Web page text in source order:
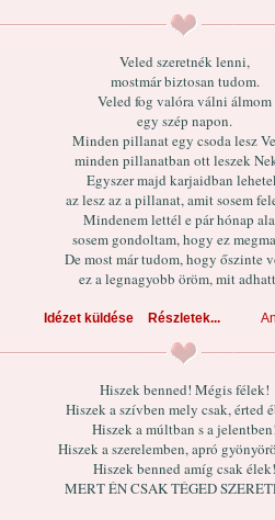
Veled szeretnék lenni,
mostmár biztosan tudom.
Veled fog valóra válni álmom
egy szép napon.
Minden pillanat egy csoda lesz
minden pillanatban ott leszek
Egyszer majd karjaidban
az lesz az a pillanat, amit sosem
Mindenem lettél e pár hónap
sosem gondoltam, hogy ez
De most már tudom, hogy őszinte
ez a legnagyobb öröm, mit
Idézet küldése Részletek...
Hiszek benned! Mégis félek!
Hiszek a szívben mely csak, érted
Hiszek a múltban s a jelentben!
Hiszek a szerelemben, apró
Hiszek benned amíg csak élek!
MERT ÉN CSAK TÉGED